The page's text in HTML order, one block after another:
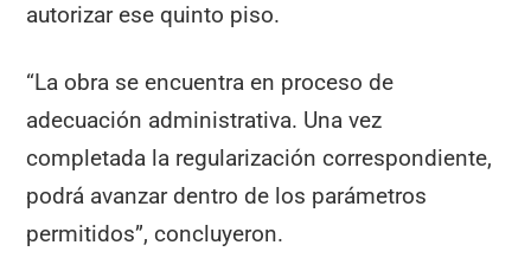
autorizar ese quinto piso.
“La obra se encuentra en proceso de
adecuación administrativa. Una vez
completada la regularización correspondiente,
podrá avanzar dentro de los parámetros
permitidos”, concluyeron.